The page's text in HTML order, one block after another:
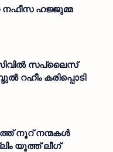
നഫീസ ഹജ്ജുമ്മ
സപ്ലൈസ്
റഹീം കരിപ്പൊടി
നൂറ് നന്മകൾ
യൂത്ത് ലീഗ്